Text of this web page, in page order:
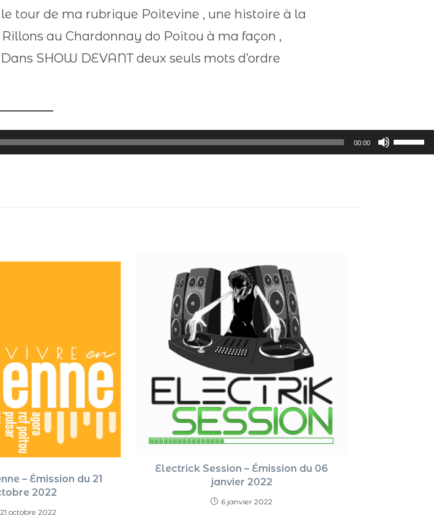
tour de ma rubrique Poitevine , une histoire à la
au Chardonnay do Poitou à ma façon ,
SHOW DEVANT deux seuls mots d’ordre
00:00
Utilisez
– Émission du 21
2022
21 octobre 2022
Electrick Session – Émission du 06
janvier 2022
6 janvier 2022